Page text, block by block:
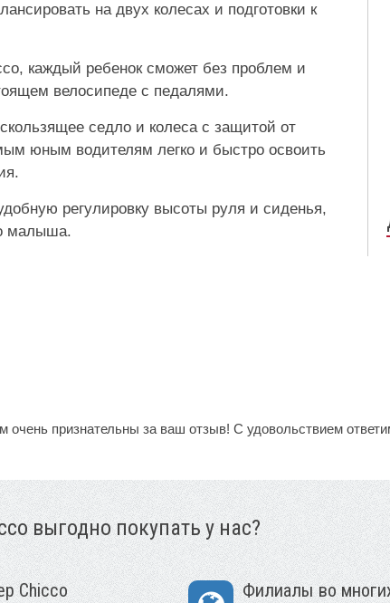
на двух колесах и подготовки к
каждый ребенок сможет без проблем и
велосипеде с педалями.
седло и колеса с защитой от
юным водителям легко и быстро освоить
регулировку высоты руля и сиденья,
малыша.
очень признательны за ваш отзыв! С удовольствием
выгодно покупать у нас?
Chicco Филиалы во